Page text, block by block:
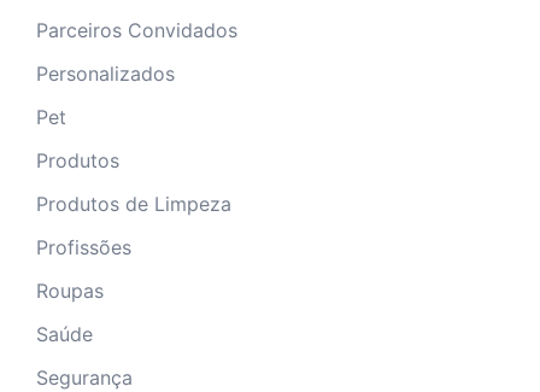
Parceiros Convidados
Personalizados
Pet
Produtos
Produtos de Limpeza
Profissões
Roupas
Saúde
Segurança